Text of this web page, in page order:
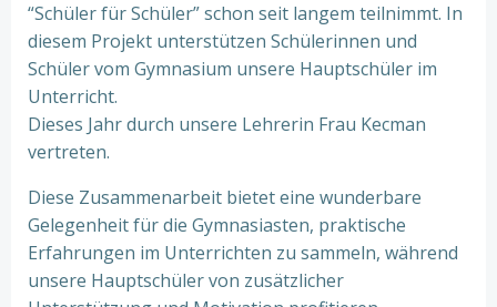
“Schüler für Schüler” schon seit langem teilnimmt. In
diesem Projekt unterstützen Schülerinnen und
Schüler vom Gymnasium unsere Hauptschüler im
Unterricht.
Dieses Jahr durch unsere Lehrerin Frau Kecman
vertreten.
Diese Zusammenarbeit bietet eine wunderbare
Gelegenheit für die Gymnasiasten, praktische
Erfahrungen im Unterrichten zu sammeln, während
unsere Hauptschüler von zusätzlicher